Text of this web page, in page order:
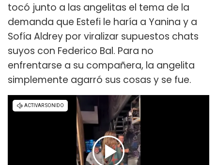
tocó junto a las angelitas el tema de la
demanda que Estefi le haría a Yanina y a
Sofía Aldrey por viralizar supuestos chats
suyos con Federico Bal. Para no
enfrentarse a su compañera, la angelita
simplemente agarró sus cosas y se fue.